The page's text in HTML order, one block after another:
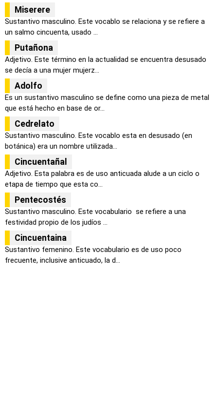
Miserere
Sustantivo masculino. Este vocablo se relaciona y se refiere a
un salmo cincuenta, usado ...
Putañona
Adjetivo. Este término en la actualidad se encuentra desusado
se decía a una mujer mujerz...
Adolfo
Es un sustantivo masculino se define como una pieza de metal
que está hecho en base de or...
Cedrelato
Sustantivo masculino. Este vocablo esta en desusado (en
botánica) era un nombre utilizada...
Cincuentañal
Adjetivo. Esta palabra es de uso anticuada alude a un ciclo o
etapa de tiempo que esta co...
Pentecostés
Sustantivo masculino. Este vocabulario se refiere a una
festividad propio de los judíos ...
Cincuentaina
Sustantivo femenino. Este vocabulario es de uso poco
frecuente, inclusive anticuado, la d...